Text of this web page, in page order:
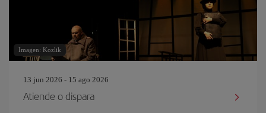
Imagen: Kozlik
13 jun 2026 - 15 ago 2026
Atiende o dispara